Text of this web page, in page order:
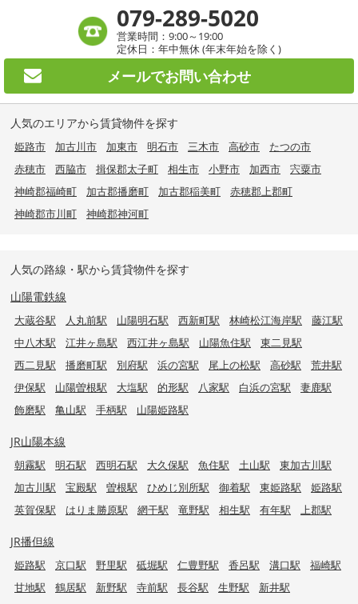
079-289-5020
営業時間：9:00～19:00
定休日：年中無休 (年末年始を除く)
メールでお問い合わせ
人気のエリアから賃貸物件を探す
姫路市 加古川市 加東市 明石市 三木市 高砂市
たつの市
赤穂市
西脇市 揖保郡太子町 相生市 小野市 加西市
宍粟市
神崎郡福崎町
加古郡播磨町 加古郡稲美町
赤穂郡上郡町
神崎郡市川町
神崎郡神河町
人気の路線・駅から賃貸物件を探す
山陽電鉄線
大蔵谷駅 人丸前駅 山陽明石駅 西新町駅 林崎松江海岸駅
藤江駅
中八木駅
江井ヶ島駅 西江井ヶ島駅 山陽魚住駅
東二見駅
西二見駅
播磨町駅 別府駅 浜の宮駅 尾上の松駅 高砂駅
荒井駅
伊保駅
山陽曽根駅 大塩駅 的形駅 八家駅 白浜の宮駅
妻鹿駅
飾磨駅
亀山駅 手柄駅 山陽姫路駅
JR山陽本線
朝霧駅 明石駅 西明石駅 大久保駅 魚住駅 土山駅
東加古川駅
加古川駅
宝殿駅 曽根駅 ひめじ別所駅 御着駅 東姫路駅
姫路駅
英賀保駅
はりま勝原駅 網干駅 竜野駅 相生駅 有年駅 上郡駅
JR播但線
姫路駅 京口駅 野里駅 砥堀駅 仁豊野駅 香呂駅 溝口駅
福崎駅
甘地駅
鶴居駅 新野駅 寺前駅 長谷駅 生野駅 新井駅